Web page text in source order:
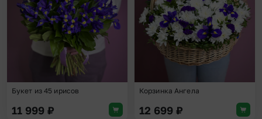
Букет из 45 ирисов
11 999 ₽
Корзинка Ангела
12 699 ₽